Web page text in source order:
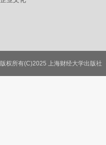
联系我们
版权所有(C)2025 上海财经大学出版社